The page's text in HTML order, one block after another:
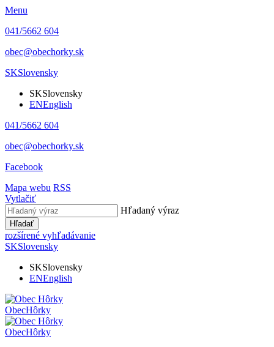
Menu
041/5662 604
obec@obechorky.sk
SKSlovensky
SKSlovensky
ENEnglish
041/5662 604
obec@obechorky.sk
Facebook
Mapa webu RSS
Vytlačiť
Hľadaný výraz
Hľadať
rozšírené vyhľadávanie
SKSlovensky
SKSlovensky
ENEnglish
ObecHôrky
ObecHôrky